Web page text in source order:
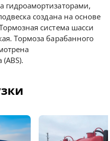
гидроамортизаторами,
создана на основе
система шасси
Тормоза барабанного